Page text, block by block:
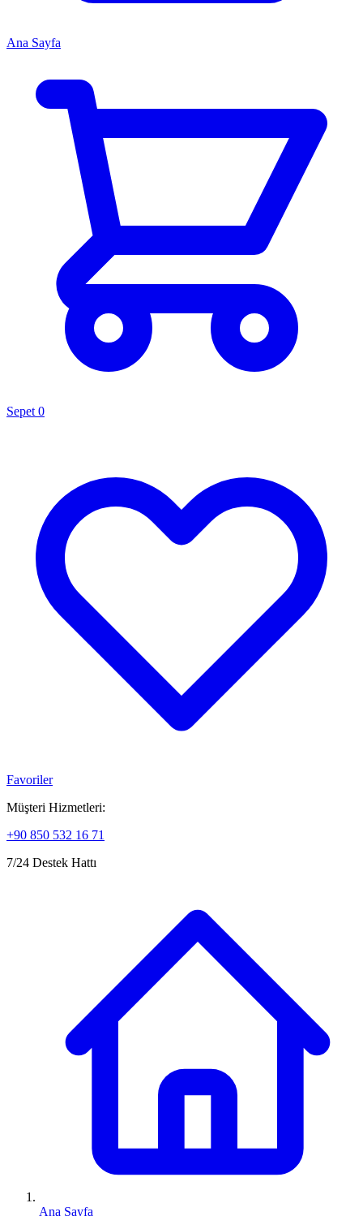
Ana Sayfa
Sepet 0
Favoriler
Müşteri Hizmetleri:
+90 850 532 16 71
7/24 Destek Hattı
Ana Sayfa